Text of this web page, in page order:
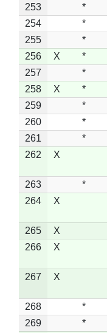
253 *
254
*
255
*
256
X *
257
*
258
X *
259
*
260
*
261
*
262
X
263 *
264
X
265 X
266
X
267 X
268 *
269
*